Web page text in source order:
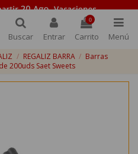
Buscar Entrar
0
Carrito Menú
REGALIZ BARRA
Barras
200uds Saet Sweets